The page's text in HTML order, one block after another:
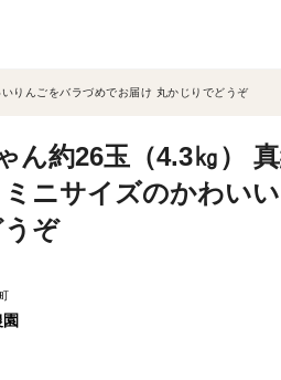
りんごをバラづめでお届け 丸かじりでどうぞ
約26玉（4.3㎏）
ニサイズのかわい
ぞ
園